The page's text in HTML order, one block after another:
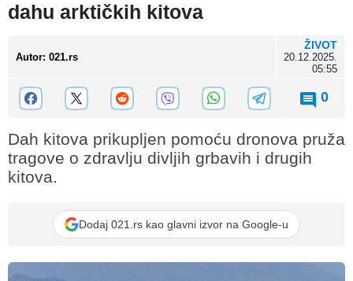
dahu arktičkih kitova
Autor: 021.rs
ŽIVOT
20.12.2025.
05:55
0
Dah kitova prikupljen pomoću dronova pruža
tragove o zdravlju divljih grbavih i drugih
kitova.
Dodaj 021.rs kao glavni izvor na Google-u